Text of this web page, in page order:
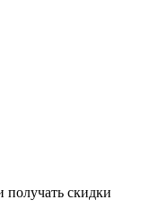
скидки